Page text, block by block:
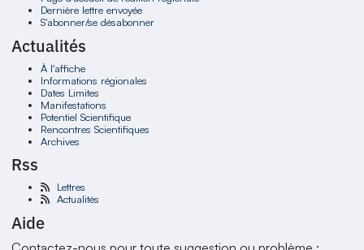
Dernière lettre envoyée
S'abonner/se désabonner
Actualités
À l'affiche
Informations régionales
Dates Limites
Manifestations
Potentiel Scientifique
Rencontres Scientifiques
Archives
Rss
Lettres
Actualités
Aide